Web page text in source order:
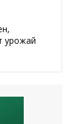
урожай